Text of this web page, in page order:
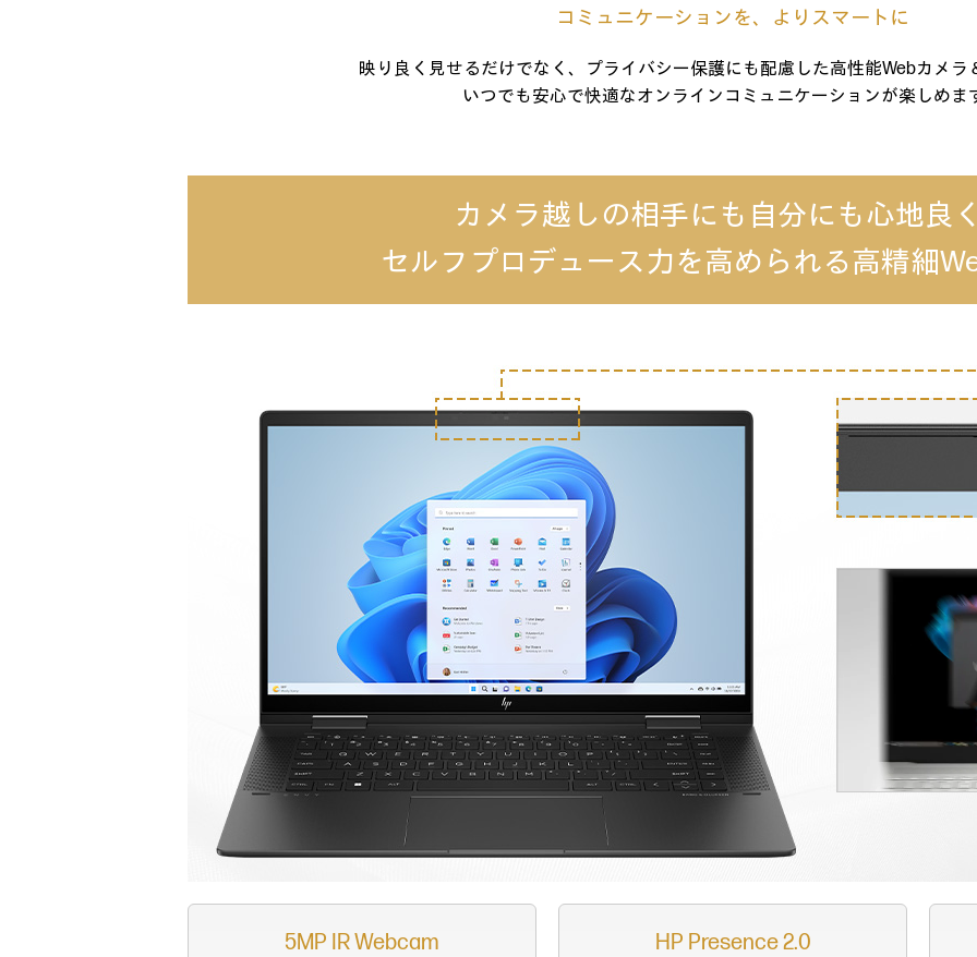
コミュニケーションを、よりスマートに
映り良く見せるだけでなく、プライバシー保護にも配慮した高性能Webカメラ
いつでも安心で快適なオンラインコミュニケーションが楽しめま
カメラ越しの相手にも自分にも心地良
セルフプロデュース力を高められる高精細
5MP IR Webcam HP Presence 2.0